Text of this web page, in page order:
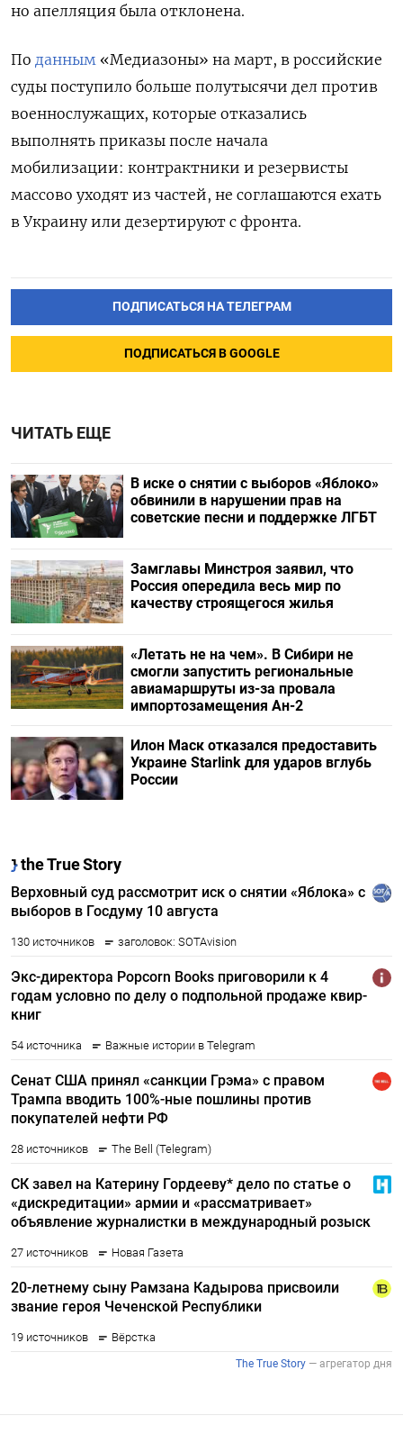
но апелляция была отклонена.
По данным «Медиазоны» на март, в российские
суды поступило больше полутысячи дел против
военнослужащих, которые отказались
выполнять приказы после начала
мобилизации: контрактники и резервисты
массово уходят из частей, не соглашаются ехать
в Украину или дезертируют с фронта.
ПОДПИСАТЬСЯ НА ТЕЛЕГРАМ
ПОДПИСАТЬСЯ В GOOGLE
ЧИТАТЬ ЕЩЕ
В иске о снятии с выборов «Яблоко»
обвинили в нарушении прав на
советские песни и поддержке ЛГБТ
Замглавы Минстроя заявил, что
Россия опередила весь мир по
качеству строящегося жилья
«Летать не на чем». В Сибири не
смогли запустить региональные
авиамаршруты из-за провала
импортозамещения Ан-2
Илон Маск отказался предоставить
Украине Starlink для ударов вглубь
России